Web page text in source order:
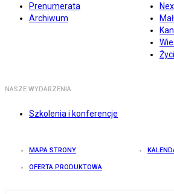
Prenumerata
Archiwum
NASZE WYDARZENIA
Szkolenia i konferencje
MAPA STRONY
OFERTA PRODUKTOWA